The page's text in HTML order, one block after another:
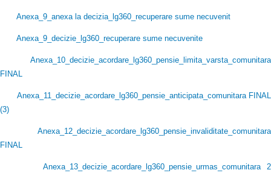
Anexa_9_anexa la decizia_lg360_recuperare sume necuvenit
Anexa_9_decizie_lg360_recuperare sume necuvenite
Anexa_10_decizie_acordare_lg360_pensie_limita_varsta_comunitara
FINAL
Anexa_11_decizie_acordare_lg360_pensie_anticipata_comunitara FINAL
(3)
Anexa_12_decizie_acordare_lg360_pensie_invaliditate_comunitara
FINAL
Anexa_13_decizie_acordare_lg360_pensie_urmas_comunitara 2